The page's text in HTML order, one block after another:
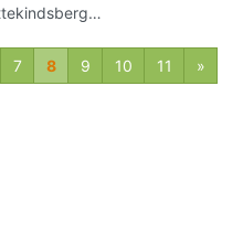
7 8 9 10 11 »